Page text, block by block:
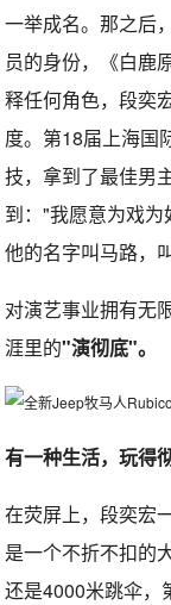
一举成名。那之后
员的身份，《白鹿
释任何角色，段奕
度。第18届上海国
技，拿到了最佳男
到："我愿意为戏为
他的名字叫马路，
对演艺事业拥有无
涯里的"演彻底"。
有一种生活，玩得
在荧屏上，段奕宏
是一个不折不扣的
还是4000米跳伞